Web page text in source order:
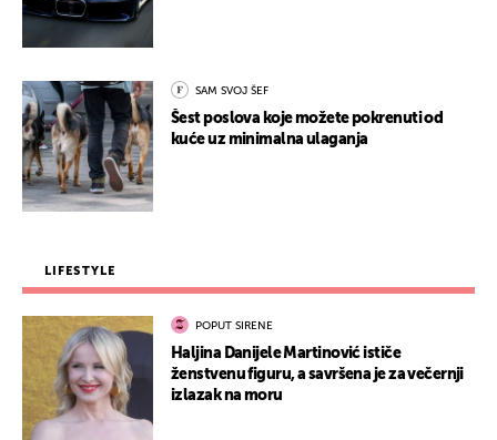
SAM SVOJ ŠEF
Šest poslova koje možete pokrenuti od
kuće uz minimalna ulaganja
LIFESTYLE
POPUT SIRENE
Haljina Danijele Martinović ističe
ženstvenu figuru, a savršena je za večernji
izlazak na moru